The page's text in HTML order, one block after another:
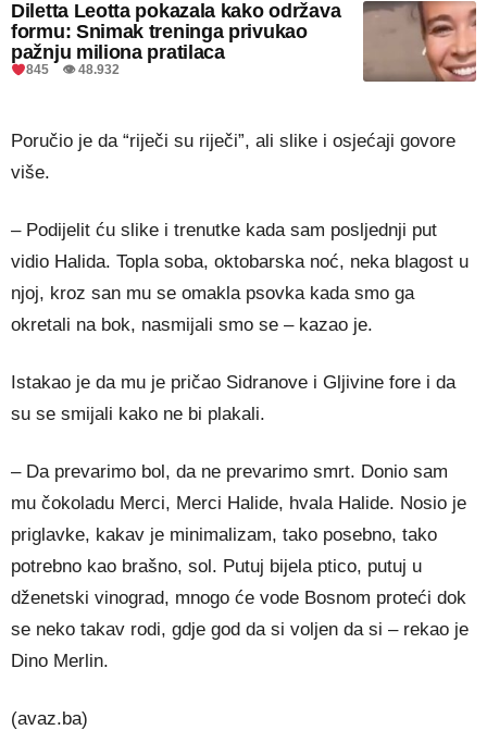
Diletta Leotta pokazala kako održava
formu: Snimak treninga privukao
pažnju miliona pratilaca
845 👁 48.932
Poručio je da “riječi su riječi”, ali slike i osjećaji govore
više.
– Podijelit ću slike i trenutke kada sam posljednji put
vidio Halida. Topla soba, oktobarska noć, neka blagost u
njoj, kroz san mu se omakla psovka kada smo ga
okretali na bok, nasmijali smo se – kazao je.
Istakao je da mu je pričao Sidranove i Gljivine fore i da
su se smijali kako ne bi plakali.
– Da prevarimo bol, da ne prevarimo smrt. Donio sam
mu čokoladu Merci, Merci Halide, hvala Halide. Nosio je
priglavke, kakav je minimalizam, tako posebno, tako
potrebno kao brašno, sol. Putuj bijela ptico, putuj u
dženetski vinograd, mnogo će vode Bosnom proteći dok
se neko takav rodi, gdje god da si voljen da si – rekao je
Dino Merlin.
(avaz.ba)